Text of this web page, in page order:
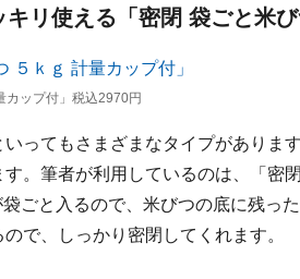
リ使える「密閉 袋ごと米
カップ付」税込2970円
ってもさまざまなタイプがありま
。筆者が利用しているのは、「密
ごと入るので、米びつの底に残っ
で、しっかり密閉してくれます。